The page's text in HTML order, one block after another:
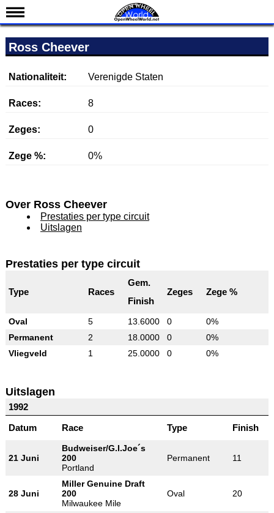
Nieuws
Kalender
Uitslagen
Teams
IndyCar 101
Ross Cheever
Nationaliteit: Verenigde Staten
Races: 8
Zeges: 0
Zege %: 0%
Over Ross Cheever
Prestaties per type circuit
Uitslagen
Prestaties per type circuit
Type Races
Gem.
Finish
Zeges Zege %
Oval 5 13.6000 0
0%
Permanent
2 18.0000 0
0%
Vliegveld
1 25.0000 0 0%
Uitslagen
1992
Datum
Race Type Finish
21 Juni
Budweiser/G.I.Joe´s
200
Portland
Permanent 11
28 Juni
Miller Genuine Draft
200
Milwaukee Mile
Oval 20